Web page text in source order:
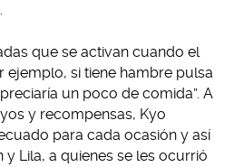
que se activan cuando el
si tiene hambre pulsa
un poco de comida”. A
y recompensas, Kyo
para cada ocasión y así
Lila, a quienes se les ocurrió